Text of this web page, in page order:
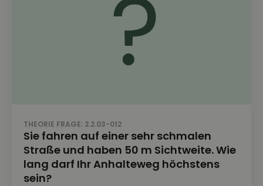
THEORIE FRAGE: 2.2.03-012
Sie fahren auf einer sehr schmalen
Straße und haben 50 m Sichtweite. Wie
lang darf Ihr Anhalteweg höchstens
sein?